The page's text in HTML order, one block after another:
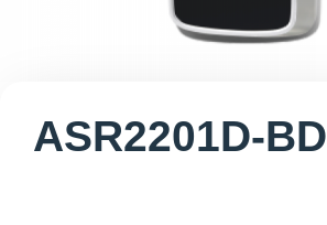
ASR2201D-BD